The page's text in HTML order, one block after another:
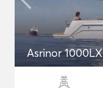
Asrinor 1000LX